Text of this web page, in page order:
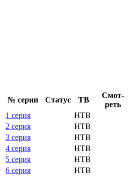
№ се­рии Ста­тус ТВ
Смот­
реть
1 серия
НТВ
2 серия
НТВ
3 серия
НТВ
4 серия
НТВ
5 серия
НТВ
6 серия
НТВ